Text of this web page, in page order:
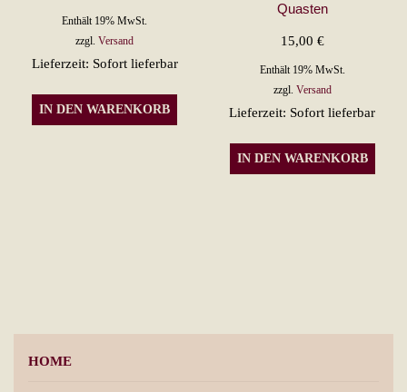
Enthält 19% MwSt.
zzgl.Versand
Lieferzeit: Sofort lieferbar
IN DEN WARENKORB
Quasten
15,00 €
Enthält 19% MwSt.
zzgl. Versand
Lieferzeit: Sofort lieferbar
IN DEN WARENKORB
HOME